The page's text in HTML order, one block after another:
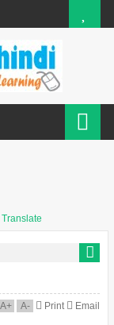
Translate
A+ A- Print Email